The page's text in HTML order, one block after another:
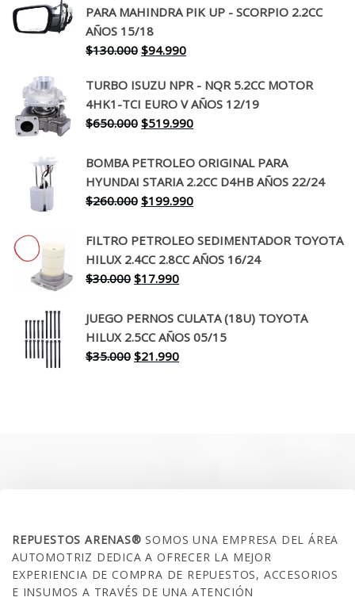
PARA MAHINDRA PIK UP - SCORPIO 2.2CC
AÑOS 15/18
$130.000 El
original
era:
$130.000.
$94.990El
actual
es:
$94.990.
TURBO ISUZU NPR - NQR 5.2CC MOTOR
4HK1-TCI EURO V AÑOS 12/19
$650.000 El
original
era:
$650.000.
$519.990El
actual
es:
$519.990.
BOMBA PETROLEO ORIGINAL PARA
HYUNDAI STARIA 2.2CC D4HB AÑOS 22/24
$260.000 El
original
era:
$260.000.
$199.990El
actual
es:
FILTRO PETROLEO SEDIMENTADOR TOYOTA
HILUX 2.4CC 2.8CC AÑOS 16/24
$30.000 El
original
era:
$30.000.
$17.990El
actual
es:
$17.990.
JUEGO PERNOS CULATA (18U) TOYOTA
HILUX 2.5CC AÑOS 05/15
$35.000 El
$21.990El
REPUESTOS ARENAS®SOMOS UNA EMPRESA DEL ÁREA
AUTOMOTRIZ DEDICA A OFRECER LA MEJOR
EXPERIENCIA DE COMPRA DE REPUESTOS, ACCESORIOS
E INSUMOS A TRAVÉS DE UNA ATENCIÓN